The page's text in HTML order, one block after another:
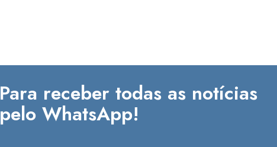
Para receber todas as notícias
pelo WhatsApp!